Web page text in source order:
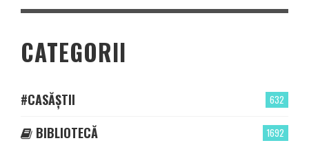
CATEGORII
632
#CASĂȘTII
1692
BIBLIOTECĂ